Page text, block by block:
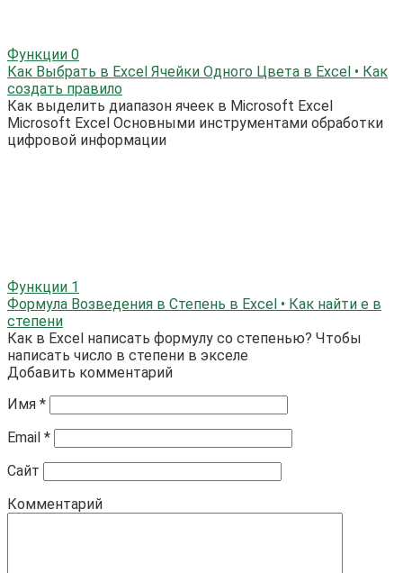
Функции 0
Как Выбрать в Excel Ячейки Одного Цвета в Excel • Как
создать правило
Как выделить диапазон ячеек в Microsoft Excel
Microsoft Excel Основными инструментами обработки
цифровой информации
Функции 1
Формула Возведения в Степень в Excel • Как найти е в
степени
Как в Excel написать формулу со степенью? Чтобы
написать число в степени в экселе
Добавить комментарий
Имя *
Email *
Сайт
Комментарий